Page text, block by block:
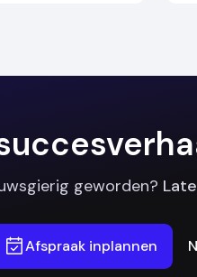
geworden?
Afspraak inplannen